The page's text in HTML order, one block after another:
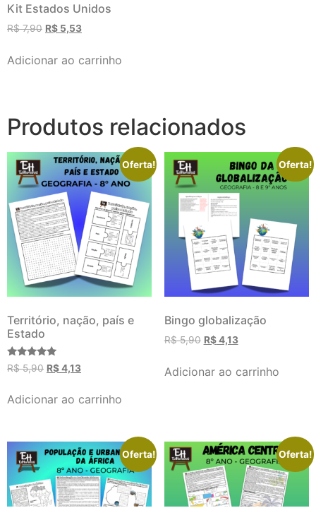
Kit Estados Unidos
R$7,90 R$ 5,53
Adicionar ao carrinho
Produtos relacionados
Oferta!
Território, nação, país e
Estado
Avaliação
5.00
R$5,90 R$4,13
Adicionar ao carrinho
Oferta!
Bingo globalização
R$5,90 R$4,13
Adicionar ao carrinho
Oferta! Oferta!